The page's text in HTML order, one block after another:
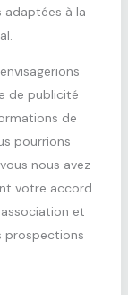
adaptées à la
de publicité
de
pourrions
nous avez
votre accord
et
prospections